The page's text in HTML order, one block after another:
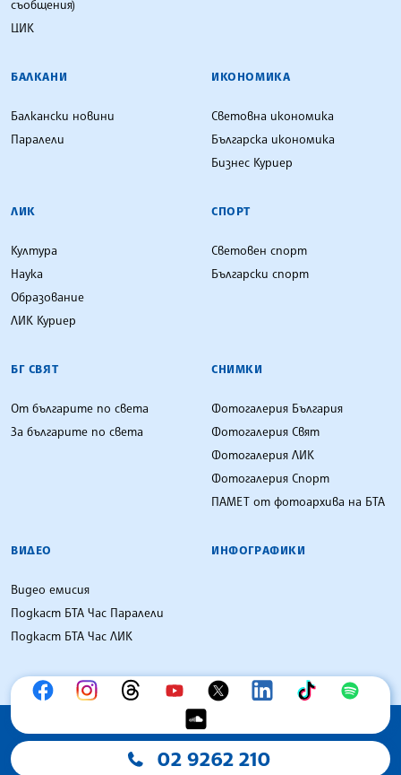
съобщения)
ЦИК
БАЛКАНИ
Балкански новини
Паралели
ИКОНОМИКА
Световна икономика
Българска икономика
Бизнес Куриер
ЛИК
Култура
Наука
Образование
ЛИК Куриер
СПОРТ
Световен спорт
Български спорт
БГ СВЯТ
От българите по света
За българите по света
СНИМКИ
Фотогалерия България
Фотогалерия Свят
Фотогалерия ЛИК
Фотогалерия Спорт
ПАМЕТ от фотоархива на БТА
ВИДЕО
Видео емисия
Подкаст БТА Час Паралели
Подкаст БТА Час ЛИК
ИНФОГРАФИКИ
02 9262 210